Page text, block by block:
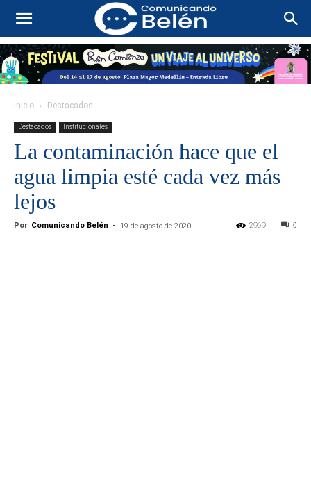
Inicio Destacados
Destacados Institucionales
La contaminación hace que el
agua limpia esté cada vez más
lejos
Por Comunicando Belén - 19 de agosto de 2020 0
2969